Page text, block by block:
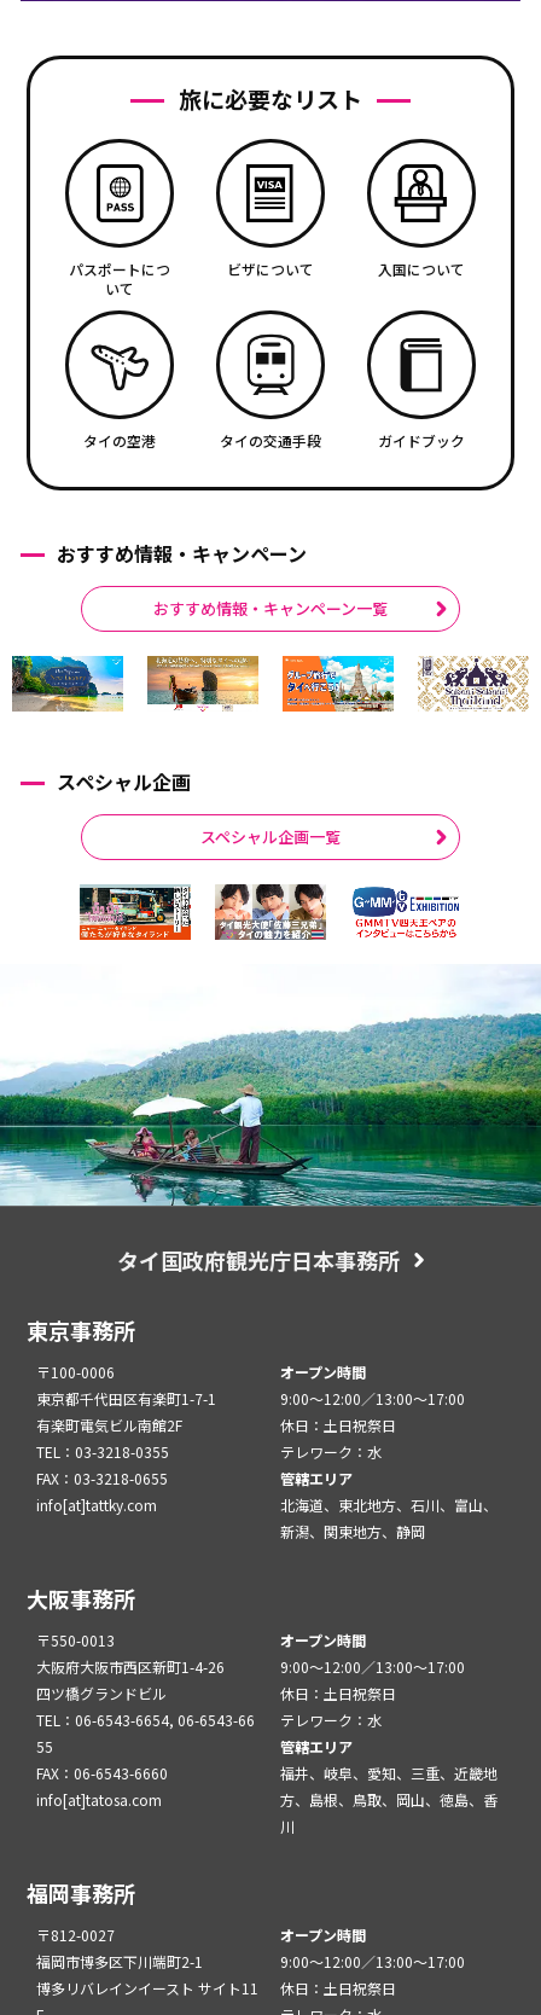
旅に必要なリスト
パスポートにつ
いて
ビザについて 入国について
タイの空港 タイの交通手段 ガイドブック
おすすめ情報・キャンペーン
おすすめ情報・キャンペーン一覧
スペシャル企画
スペシャル企画一覧
タイ国政府観光庁日本事務所
東京事務所
〒100-0006
東京都千代田区有楽町1-7-1
有楽町電気ビル南館2F
TEL：03-3218-0355
FAX：03-3218-0655
info[at]tattky.com
オープン時間
9:00～12:00／13:00～17:00
休日：土日祝祭日
テレワーク：水
管轄エリア
北海道、東北地方、石川、富山、
新潟、関東地方、静岡
大阪事務所
〒550-0013
大阪府大阪市西区新町1-4-26
四ツ橋グランドビル
TEL：06-6543-6654, 06-6543-66
55
FAX：06-6543-6660
info[at]tatosa.com
オープン時間
9:00～12:00／13:00～17:00
休日：土日祝祭日
テレワーク：水
管轄エリア
福井、岐阜、愛知、三重、近畿地
方、島根、鳥取、岡山、徳島、香
川
福岡事務所
〒812-0027
福岡市博多区下川端町2-1
博多リバレインイースト サイト11
オープン時間
9:00～12:00／13:00～17:00
休日：土日祝祭日